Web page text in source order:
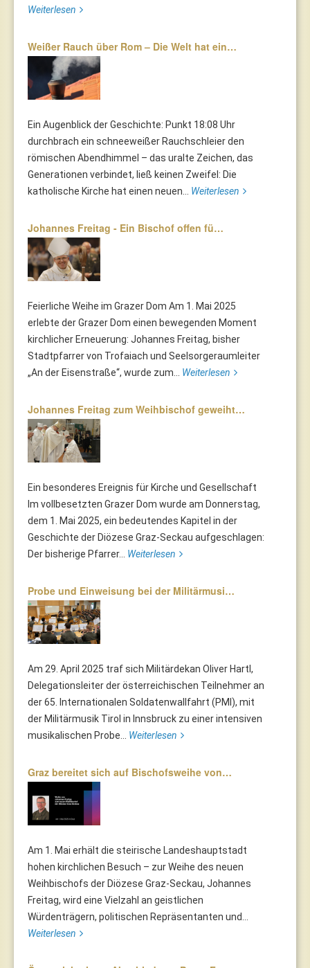
Weiterlesen
Weißer Rauch über Rom – Die Welt hat ein…
Ein Augenblick der Geschichte: Punkt 18:08 Uhr
durchbrach ein schneeweißer Rauchschleier den
römischen Abendhimmel – das uralte Zeichen, das
Generationen verbindet, ließ keinen Zweifel: Die
katholische Kirche hat einen neuen... Weiterlesen
Johannes Freitag - Ein Bischof offen fü…
Feierliche Weihe im Grazer Dom Am 1. Mai 2025
erlebte der Grazer Dom einen bewegenden Moment
kirchlicher Erneuerung: Johannes Freitag, bisher
Stadtpfarrer von Trofaiach und Seelsorgeraumleiter
„An der Eisenstraße“, wurde zum... Weiterlesen
Johannes Freitag zum Weihbischof geweiht…
Ein besonderes Ereignis für Kirche und Gesellschaft
Im vollbesetzten Grazer Dom wurde am Donnerstag,
dem 1. Mai 2025, ein bedeutendes Kapitel in der
Geschichte der Diözese Graz-Seckau aufgeschlagen:
Der bisherige Pfarrer... Weiterlesen
Probe und Einweisung bei der Militärmusi…
Am 29. April 2025 traf sich Militärdekan Oliver Hartl,
Delegationsleiter der österreichischen Teilnehmer an
der 65. Internationalen Soldatenwallfahrt (PMI), mit
der Militärmusik Tirol in Innsbruck zu einer intensiven
musikalischen Probe... Weiterlesen
Graz bereitet sich auf Bischofsweihe von…
Am 1. Mai erhält die steirische Landeshauptstadt
hohen kirchlichen Besuch – zur Weihe des neuen
Weihbischofs der Diözese Graz-Seckau, Johannes
Freitag, wird eine Vielzahl an geistlichen
Würdenträgern, politischen Repräsentanten und...
Weiterlesen